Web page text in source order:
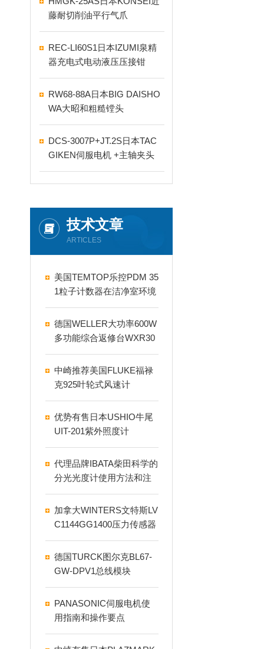
藤耐切削油平行气爪
REC-LI60S1日本IZUMI泉精
器充电式电动液压压接钳
RW68-88A日本BIG DAISHO
WA大昭和粗糙镗头
DCS-3007P+JT.2S日本TAC
GIKEN伺服电机 +主轴夹头
技术文章
ARTICLES
美国TEMTOP乐控PDM 35
1粒子计数器在洁净室环境
中的重要性
德国WELLER大功率600W
多功能综合返修台WXR30
30
中崎推荐美国FLUKE福禄
克925叶轮式风速计
优势有售日本USHIO牛尾
UIT-201紫外照度计
代理品牌IBATA柴田科学的
分光光度计使用方法和注
意事项
加拿大WINTERS文特斯LV
C1144GG1400压力传感器
介绍
德国TURCK图尔克BL67-
GW-DPV1总线模块
PANASONIC伺服电机使
用指南和操作要点